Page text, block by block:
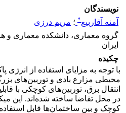
نویسندگان
آمنه آقاربیع* ؛ مریم درزی
گروه معماری، دانشکده معماری و
ایران
چکیده
با توجه به مزایای استفاده از انرژی
محیطی مزارع بادی و توربین‌های
انتقال برق، توربین‌های کوچکی با
در محل تقاضا ساخته شده‌اند. این
کوچک و بین ساختمان‌ها قابل